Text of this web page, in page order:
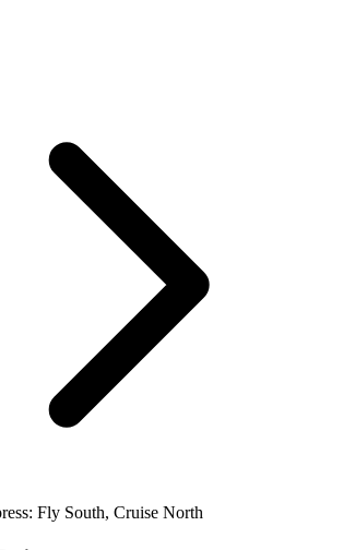
Fly South, Cruise North